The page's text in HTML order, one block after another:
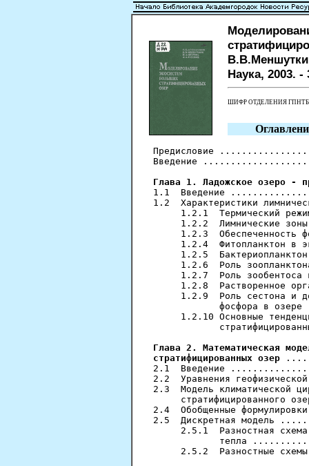
Наука, 2003. -
ШИФР ОТДЕЛЕНИЯ
Предисловие
Введение
Глава 1. Ладожское озеро -
1.1  Введение
1.2  Характеристики
1.2.1  Термический
1.2.2  Лимнические
1.2.3  Обеспеченность
1.2.4  Фитопланктон в
1.2.5
1.2.6  Роль
1.2.7  Роль зообентоса
1.2.8  Растворенное
1.2.9  Роль сестона и
фосфора в озере
1.2.10 Основные
Глава 2. Математическая
стратифицированных озер
2.1  Введение
2.2  Уравнения
2.3  Модель климатической
стратифицированного
2.4  Обобщенные
2.5  Дискретная
2.5.1  Разностная
тепла
2.5.2  Разностные